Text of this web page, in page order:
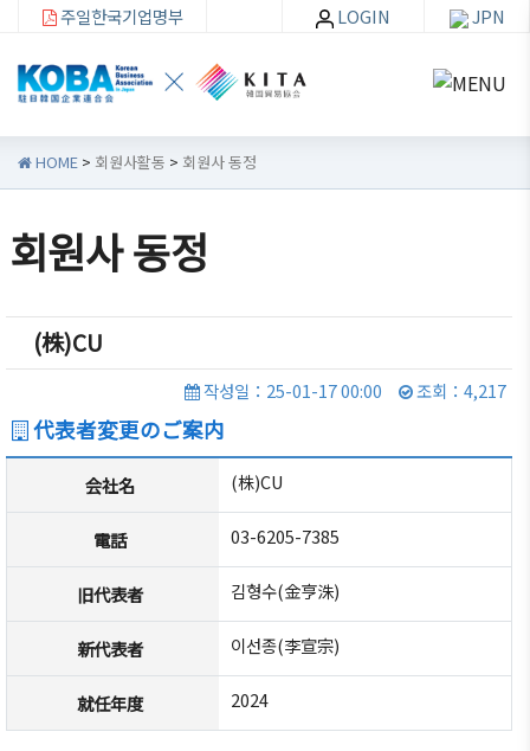
한
기
소
회장인
설립목
적/연
주요사
정관
회원
사가
검색
한기련
회원사
가입
회원 권
리·의무
회원검
색 / 리스
원
활
원회
회원사
동정
회원사
료
이벤트
상정보
세미나
진
한기련
터
주일한국기업명부 JPN
LOGIN
HOME > 회원사활동 > 회원사 동정
회원사 동정
(株)CU
작성일：25-01-17 00:00 조회：4,217
代表者変更のご案内
会社名 (株)CU
電話 03-6205-7385
旧代表者 김형수(金亨洙)
新代表者 이선종(李宣宗)
就任年度 2024